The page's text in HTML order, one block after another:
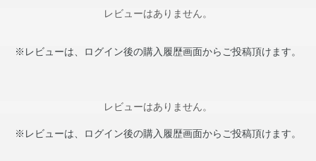
レビューはありません。
※レビューは、ログイン後の購入履歴画面からご投稿頂けます。
レビューはありません。
※レビューは、ログイン後の購入履歴画面からご投稿頂けます。